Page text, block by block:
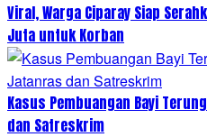
Viral, Warga Ciparay Siap
Juta untuk Korban
Kasus Pembuangan Bayi
dan Satreskrim